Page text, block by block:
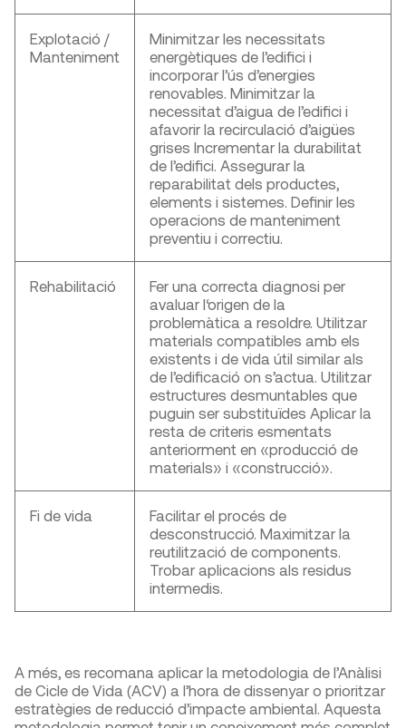
Explotació /
Manteniment
Minimitzar les necessitats
energètiques de l’edifici i
incorporar l’ús d’energies
renovables. Minimitzar la
necessitat d’aigua de l’edifici i
afavorir la recirculació d’aigües
grises Incrementar la durabilitat
de l’edifici. Assegurar la
reparabilitat dels productes,
elements i sistemes. Definir les
operacions de manteniment
preventiu i correctiu.
Rehabilitació
Fer una correcta diagnosi per
avaluar l‘origen de la
problemàtica a resoldre. Utilitzar
materials compatibles amb els
existents i de vida útil similar als
de l’edificació on s’actua. Utilitzar
estructures desmuntables que
puguin ser substituïdes Aplicar la
resta de criteris esmentats
anteriorment en «producció de
materials» i «construcció».
Fi de vida
Facilitar el procés de
desconstrucció. Maximitzar la
reutilització de components.
Trobar aplicacions als residus
intermedis.
A més, es recomana aplicar la metodologia de l’Anàlisi
de Cicle de Vida (ACV) a l’hora de dissenyar o prioritzar
estratègies de reducció d’impacte ambiental. Aquesta